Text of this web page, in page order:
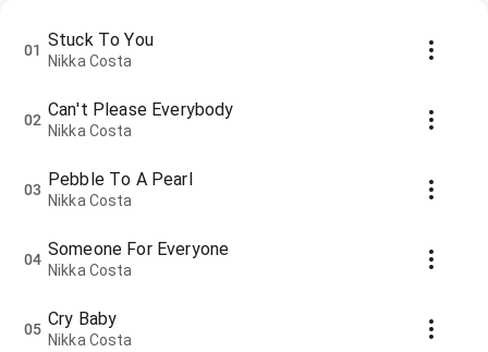
01 Stuck To You
Nikka Costa
02 Can't Please Everybody
Nikka Costa
03 Pebble To A Pearl
Nikka Costa
04 Someone For Everyone
Nikka Costa
05 Cry Baby
Nikka Costa